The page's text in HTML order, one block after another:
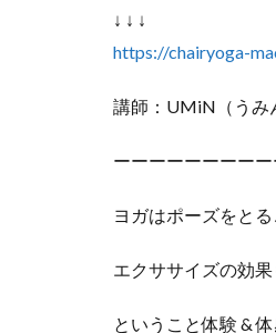
↓ ↓ ↓
https://chairyoga-
講師：UMiN（うみ
ーーーーーーーー
ヨガはポーズをと
エクササイズの効
ということ体験 &